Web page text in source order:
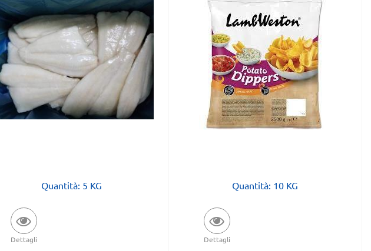
Quantità: 5 KG
Dettagli
Quantità: 10 KG
Dettagli